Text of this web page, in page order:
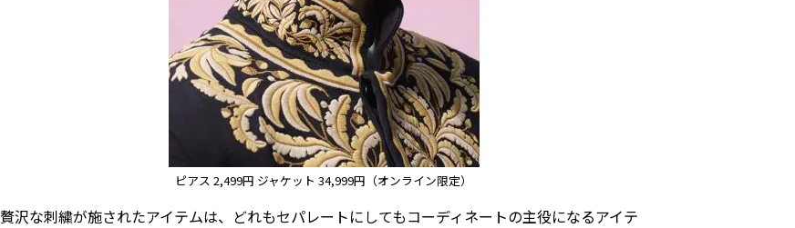
ピアス 2,499円 ジャケット 34,999円（オンライン限定）
贅沢な刺繍が施されたアイテムは、どれもセパレートにしてもコーディネートの主役になるアイテ